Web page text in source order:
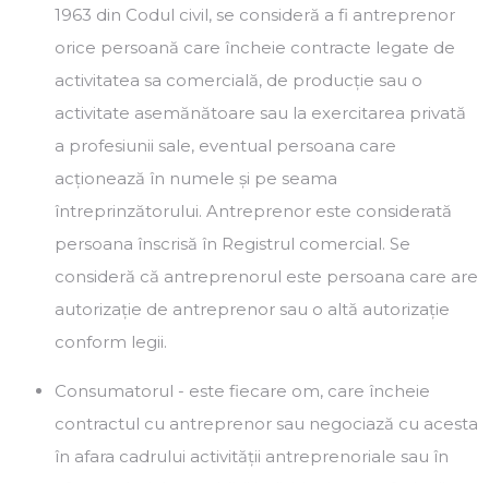
1963 din Codul civil, se consideră a fi antreprenor
orice persoană care încheie contracte legate de
activitatea sa comercială, de producție sau o
activitate asemănătoare sau la exercitarea privată
a profesiunii sale, eventual persoana care
acționează în numele și pe seama
întreprinzătorului. Antreprenor este considerată
persoana înscrisă în Registrul comercial. Se
consideră că antreprenorul este persoana care are
autorizație de antreprenor sau o altă autorizație
conform legii.
Consumatorul - este fiecare om, care încheie
contractul cu antreprenor sau negociază cu acesta
în afara cadrului activității antreprenoriale sau în